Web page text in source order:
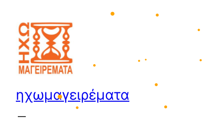
•
περιεχόμενο
ηχωμαγειρέματα